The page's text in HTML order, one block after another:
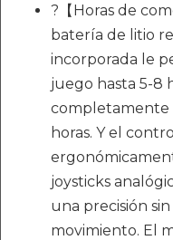
?【Horas de
batería de litio
incorporada le
juego hasta 5-8
completamente
horas. Y el
joysticks
una precisión
movimiento. El